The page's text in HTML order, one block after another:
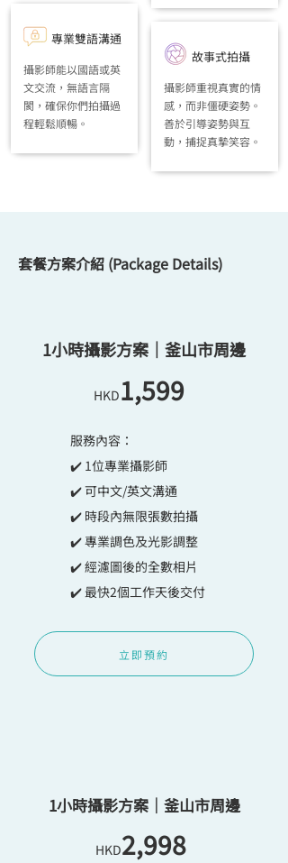
專業雙語溝通
攝影師能以國語或英
文交流，無語言隔
閡，確保你們拍攝過
程輕鬆順暢。
故事式拍攝
攝影師重視真實的情
感，而非僵硬姿勢。
善於引導姿勢與互
動，捕捉真摯笑容。
套餐方案介紹 (Package Details)
1小時攝影方案｜釜山市周邊
HKD1,599
​服務內容：
✔️ ​​​1位專業攝影師
✔️ ​​可中文/英文溝通
✔️ ​​時段內無限張數拍攝
✔️ ​​專業調色及光影調整
✔️ ​​經濾圖後的全數相片
✔️ ​​最快2個工作天後交付
立即預約
1小時攝影方案｜釜山市周邊
HKD2,998